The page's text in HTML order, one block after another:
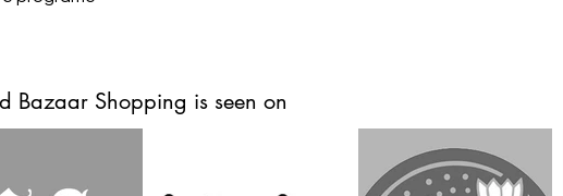
Bazaar Shopping is seen on